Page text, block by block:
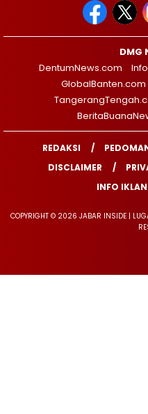
DMG
DentumNews.com
GlobalBanten.com
REDAKSI
DISCLAIMER
INFO IKLAN
COPYRIGHT © 2026 JABAR INSIDE |